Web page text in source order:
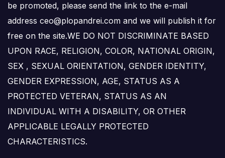
be promoted, please send the link to the e-mail
address ceo@plopandrei.com and we will publish it for
free on the site.WE DO NOT DISCRIMINATE BASED
UPON RACE, RELIGION, COLOR, NATIONAL ORIGIN,
SEX , SEXUAL ORIENTATION, GENDER IDENTITY,
GENDER EXPRESSION, AGE, STATUS AS A
PROTECTED VETERAN, STATUS AS AN
INDIVIDUAL WITH A DISABILITY, OR OTHER
APPLICABLE LEGALLY PROTECTED
CHARACTERISTICS.